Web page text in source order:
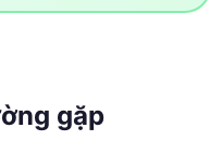
gặp